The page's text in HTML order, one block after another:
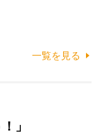
一覧を見る
」